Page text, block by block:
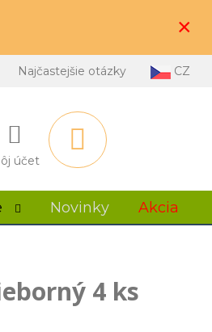
×
Najčastejšie otázky CZ
účet
Novinky Akcia
4 ks